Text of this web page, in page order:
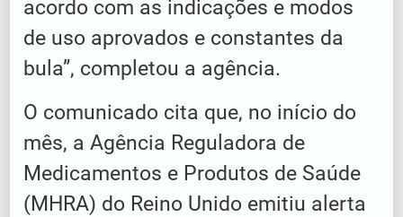
acordo com as indicações e modos
de uso aprovados e constantes da
bula”, completou a agência.
O comunicado cita que, no início do
mês, a Agência Reguladora de
Medicamentos e Produtos de Saúde
(MHRA) do Reino Unido emitiu alerta